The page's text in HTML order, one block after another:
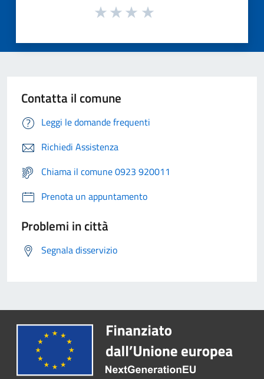
Contatta il comune
Leggi le domande frequenti
Richiedi Assistenza
Chiama il comune 0923 920011
Prenota un appuntamento
Problemi in città
Segnala disservizio